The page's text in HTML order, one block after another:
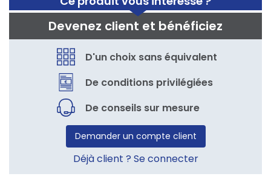
Devenez client et bénéficiez
D'un choix sans équivalent
De conditions privilégiées
De conseils sur mesure
Demander un compte client
Déjà client ? Se connecter